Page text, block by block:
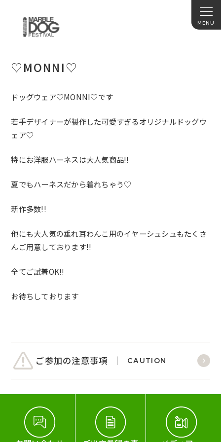
♡MONNI♡
ドッグウェア♡MONNI♡です
若手デザイナーが製作した可愛すぎるオリジナルドッグウ
ェア♡
特にお洋服ハーネスは大人気商品!!
夏でもハーネスだから着れちゃう♡
新作多数!!
他にも大人気の垂れ耳わんこ用のイヤーシュシュもたくさ
んご用意しております!!
全てご試着OK!!
お待ちしております
ご参加の注意事項 CAUTION